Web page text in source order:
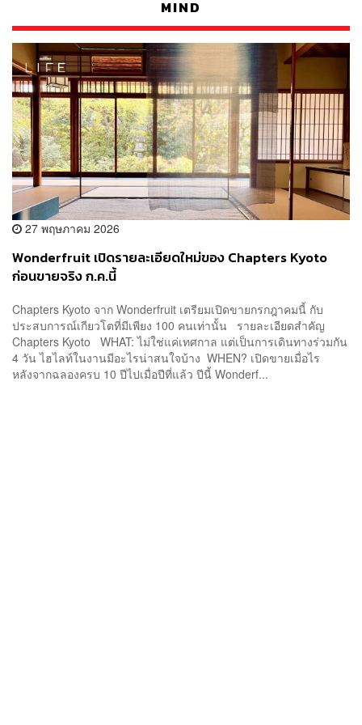
MIND
27 พฤษภาคม 2026
Wonderfruit เปิดรายละเอียดใหม่ของ Chapters Kyoto
ก่อนขายจริง ก.ค.นี้
Chapters Kyoto จาก Wonderfruit เตรียมเปิดขายกรกฎาคมนี้ กับ
ประสบการณ์เกียวโตที่มีเพียง 100 คนเท่านั้น รายละเอียดสำคัญ
Chapters Kyoto WHAT: ไม่ใช่แค่เทศกาล แต่เป็นการเดินทางร่วมกัน
4 วัน ไฮไลท์ในงานมีอะไรน่าสนใจบ้าง WHEN? เปิดขายเมื่อไร
หลังจากฉลองครบ 10 ปีไปเมื่อปีที่แล้ว ปีนี้ Wonderf...